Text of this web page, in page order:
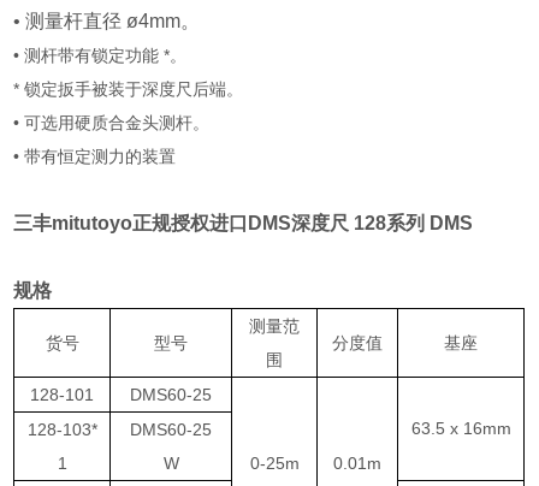
• 测量杆直径 ø4mm。
• 测杆带有锁定功能 *。
* 锁定扳手被装于深度尺后端。
• 可选用硬质合金头测杆。
• 带有恒定测力的装置
三丰mitutoyo正规授权进口DMS深度尺 128系列 DMS
规格
货号 型号
测量范
围
分度值 基座
128-101 DMS60-25
0-25m
0.01m
63.5 x 16mm
128-103*
1
DMS60-25
W